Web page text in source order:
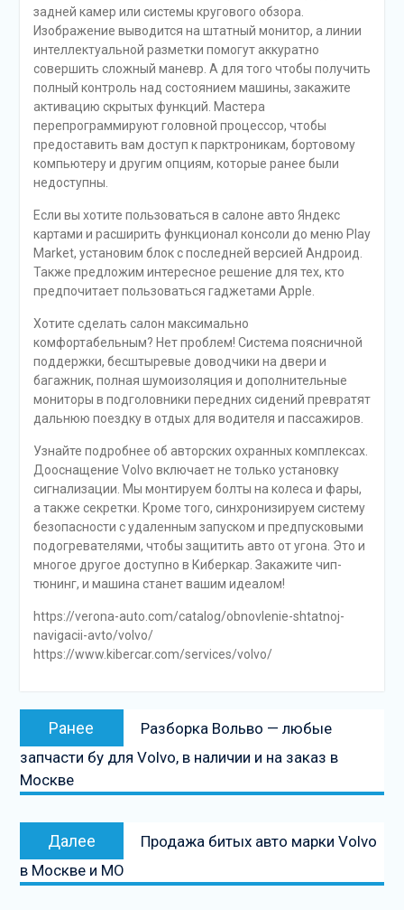
задней камер или системы кругового обзора.
Изображение выводится на штатный монитор, а линии
интеллектуальной разметки помогут аккуратно
совершить сложный маневр. А для того чтобы получить
полный контроль над состоянием машины, закажите
активацию скрытых функций. Мастера
перепрограммируют головной процессор, чтобы
предоставить вам доступ к парктроникам, бортовому
компьютеру и другим опциям, которые ранее были
недоступны.
Если вы хотите пользоваться в салоне авто Яндекс
картами и расширить функционал консоли до меню Play
Market, установим блок с последней версией Андроид.
Также предложим интересное решение для тех, кто
предпочитает пользоваться гаджетами Apple.
Хотите сделать салон максимально
комфортабельным? Нет проблем! Система поясничной
поддержки, бесштыревые доводчики на двери и
багажник, полная шумоизоляция и дополнительные
мониторы в подголовники передних сидений превратят
дальнюю поездку в отдых для водителя и пассажиров.
Узнайте подробнее об авторских охранных комплексах.
Дооснащение Volvo включает не только установку
сигнализации. Мы монтируем болты на колеса и фары,
а также секретки. Кроме того, синхронизируем систему
безопасности с удаленным запуском и предпусковыми
подогревателями, чтобы защитить авто от угона. Это и
многое другое доступно в Киберкар. Закажите чип-
тюнинг, и машина станет вашим идеалом!
https://verona-auto.com/catalog/obnovlenie-shtatnoj-
navigacii-avto/volvo/
https://www.kibercar.com/services/volvo/
Навигация
записям
Ранее
Предыдущая
запись:
Разборка Вольво — любые
запчасти бу для Volvo, в наличии и на заказ в
Москве
Далее
Следующая
запись
Продажа битых авто марки Volvo
в Москве и МО